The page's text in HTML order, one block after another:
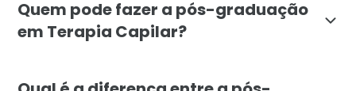
Quem pode fazer a pós-graduação
em Terapia Capilar?